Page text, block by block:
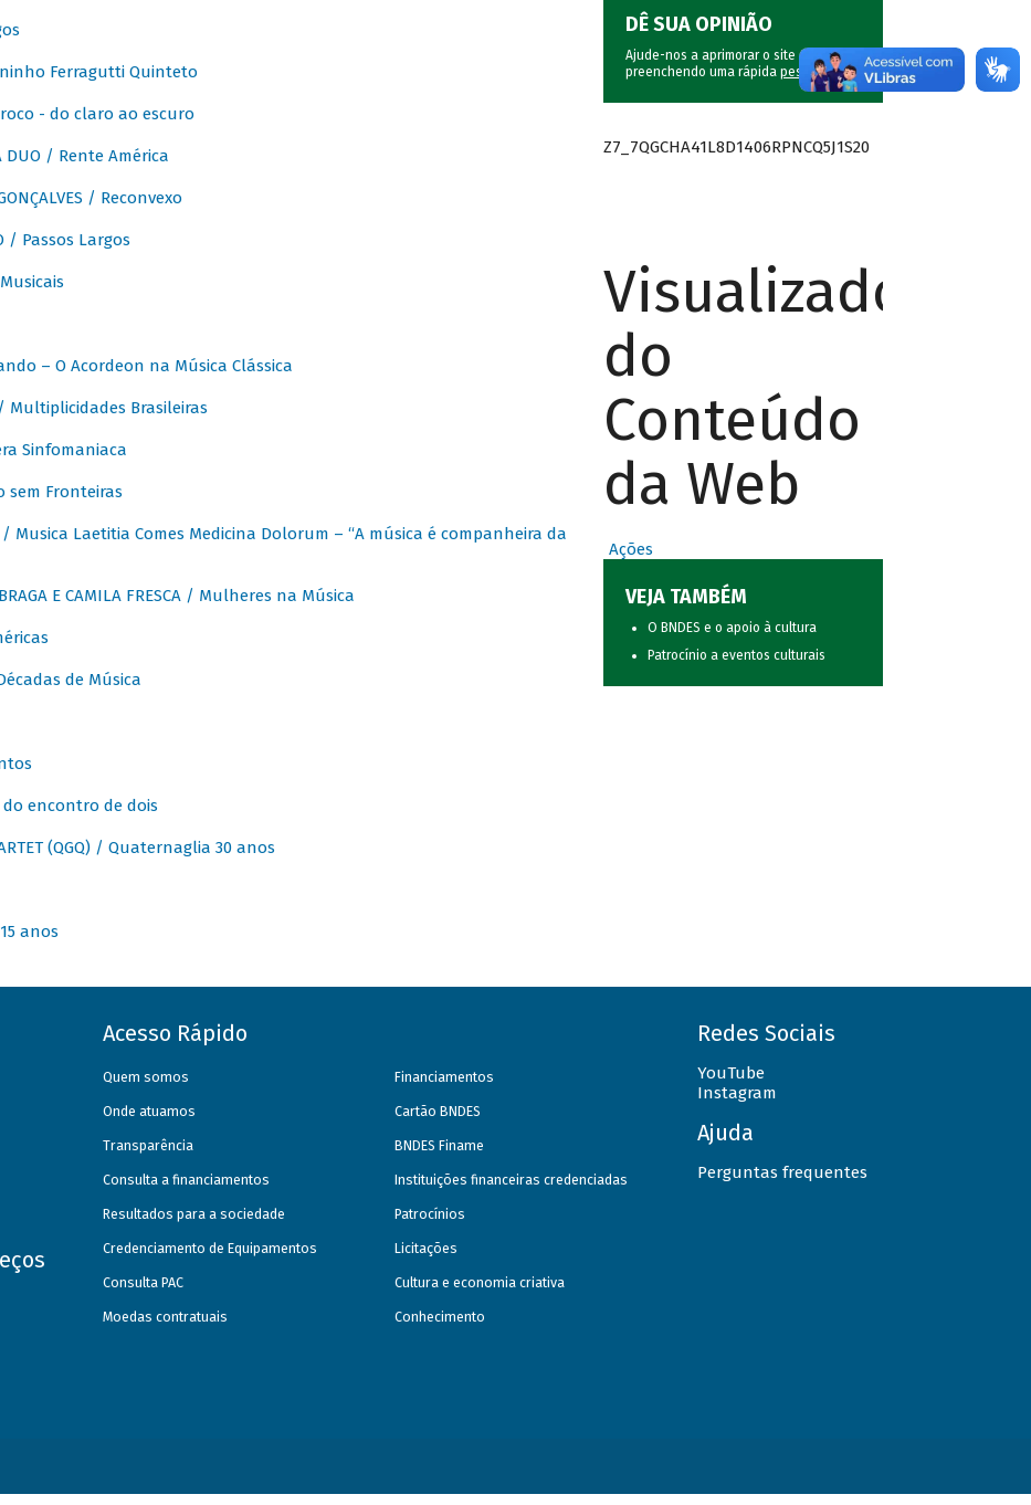
Ferragutti Quinteto
- do claro ao escuro
DUO / Rente América
/ Reconvexo
/ Passos Largos
– O Acordeon na Música Clássica
/ Multiplicidades Brasileiras
Sinfomaniaca
sem Fronteiras
/ Musica Laetitia Comes Medicina Dolorum – “A música é companheira da
E CAMILA FRESCA / Mulheres na Música
de Música
do encontro de dois
(QGQ) / Quaternaglia 30 anos
anos
DÊ SUA OPINIÃO
Ajude-nos a aprimorar o site do BNDES
preenchendo uma rápida pesquisa.
Z7_7QGCHA41L8D1406RPNCQ5J1S20
Visualizador
do
Conteúdo
da Web
Ações
VEJA TAMBÉM
O BNDES e o apoio à cultura
Patrocínio a eventos culturais
Acesso Rápido
Quem somos
Onde atuamos
Transparência
Consulta a financiamentos
Resultados para a sociedade
Credenciamento de Equipamentos
Consulta PAC
Moedas contratuais
Financiamentos
Cartão BNDES
BNDES Finame
Instituições financeiras credenciadas
Patrocínios
Licitações
Cultura e economia criativa
Conhecimento
Redes Sociais
YouTube
Instagram
Ajuda
Perguntas frequentes